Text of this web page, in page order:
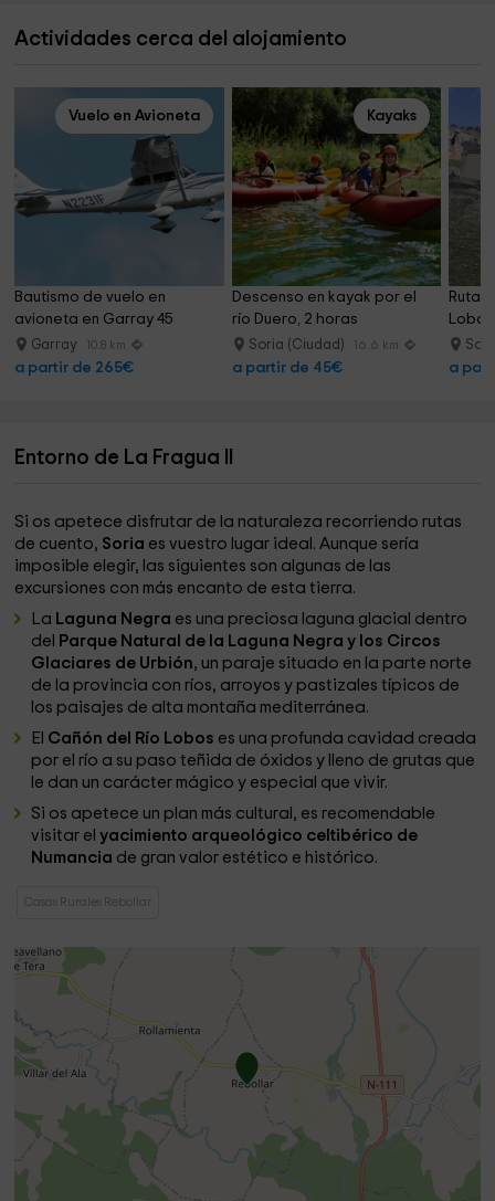
Actividades cerca del alojamiento
Vuelo en Avioneta
Bautismo de vuelo en
avioneta en Garray 45
minutos
Garray 10.8 km
a partir de 265€
Kayaks
Descenso en kayak por el
río Duero, 2 horas
Soria (Ciudad) 16.6 km
a partir de 45€
Ruta
a
Entorno de La Fragua II
Si os apetece disfrutar de la naturaleza recorriendo rutas
de cuento, Soria es vuestro lugar ideal. Aunque sería
imposible elegir, las siguientes son algunas de las
excursiones con más encanto de esta tierra.
La Laguna Negra es una preciosa laguna glacial dentro
del
Parque Natural de la Laguna Negra y los Circos
Glaciares de Urbión, un paraje situado en la parte norte
de la provincia con ríos, arroyos y pastizales típicos de
los paisajes de alta montaña mediterránea.
El Cañón del Río Lobos es una profunda cavidad creada
por el río a su paso teñida de óxidos y lleno de grutas que
le dan un carácter mágico y especial que vivir.
Si os apetece un plan más cultural, es recomendable
visitar elyacimiento arqueológico celtibérico de
Numancia de gran valor estético e histórico.
Casas Rurales Rebollar